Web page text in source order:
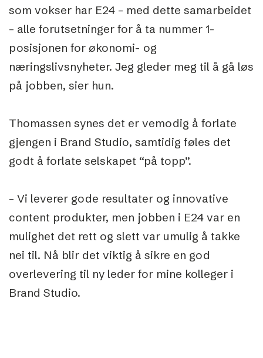
som vokser har E24 – med dette samarbeidet
– alle forutsetninger for å ta nummer 1-
posisjonen for økonomi- og
næringslivsnyheter. Jeg gleder meg til å gå løs
på jobben, sier hun.
Thomassen synes det er vemodig å forlate
gjengen i Brand Studio, samtidig føles det
godt å forlate selskapet “på topp”.
– Vi leverer gode resultater og innovative
content produkter, men jobben i E24 var en
mulighet det rett og slett var umulig å takke
nei til. Nå blir det viktig å sikre en god
overlevering til ny leder for mine kolleger i
Brand Studio.